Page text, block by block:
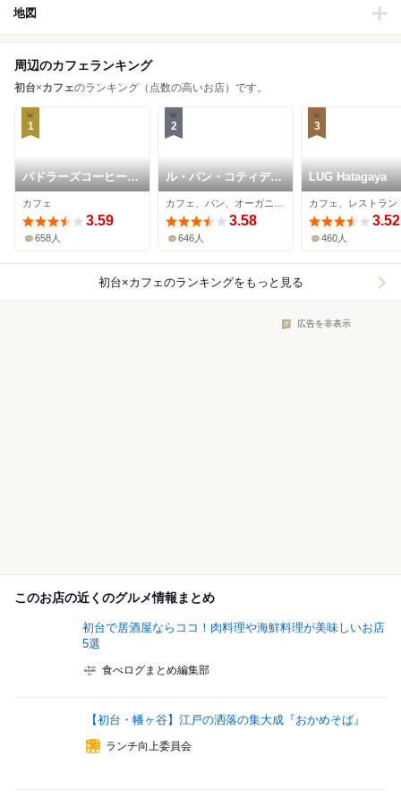
地図
周辺のカフェランキング
初台×カフェのランキング（点数の高いお店）です。
1
パドラーズコーヒー
西原本店
カフェ
3.59
658人
2
ル・パン・コティディ
アン 東京オペラシテ
ィ店
3.58
646人
3
LUG Hatagaya
カフェ、レストラン
3.52
460人
初台×カフェのランキングをもっと見る
広告を非表示
このお店の近くのグルメ情報まとめ
初台で居酒屋ならココ！肉料理や海鮮料理が美味しいお店
5選
食べログまとめ編集部
【初台・幡ヶ谷】江戸の洒落の集大成『おかめそば』
ランチ向上委員会